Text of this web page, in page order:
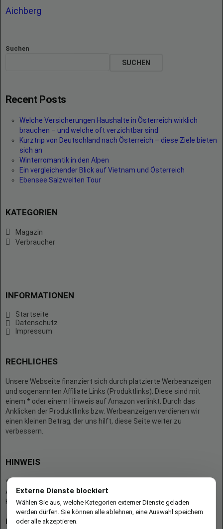
Aichberg
Suchen
SUCHEN
Recent Posts
Welche Versicherungen Haushalte in Österreich wirklich
brauchen – und welche oft verzichtbar sind
Kurztrip von Deutschland nach Österreich – diese Ziele bieten
sich an
Winterromantik in den Alpen
Ein vergleichender Blick auf Vietnam und Österreich
Ebensee Salzwelten Tour
KATEGORIEN
Magazin
Verbraucher
INFORMATIONEN
Startseite
Datenschutz
Impressum
RECHLICHES
Unsere Webseite finanziert sich durch platzierte Werbeanzeigen
und sogenannten Affiliate Links (Produktlinks). Diese sind mit
einem * oder einem Hinweis auf Amazon verlinkt. Durch das
Anklicken der Produktlinks bzw. Werbeanzeigen verdienen wir
einen kleinen Betrag, der uns hilft, diese Seite weiter zu
verbessern.
HINWEIS
* = Afilliate-Link (=Werbung)
Als Amazon-Partner verdient der Seitenbetreiber an qualifizierten
Käufen.
Hinweis zu Preisen und Verfügbarkeiten
Externe Dienste blockiert
Wählen Sie aus, welche Kategorien externer Dienste geladen
werden dürfen. Sie können alle ablehnen, eine Auswahl speichern
oder alle akzeptieren.